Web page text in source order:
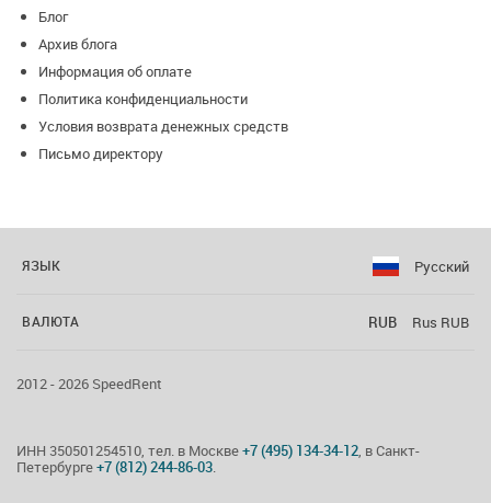
Блог
Архив блога
Информация об оплате
Политика конфиденциальности
Условия возврата денежных средств
Письмо директору
ЯЗЫК Русский
ВАЛЮТА RUB Rus RUB
2012 - 2026 SpeedRent
ИНН 350501254510, тел. в Москве+7 (495) 134-34-12, в Санкт-
Петербурге+7 (812) 244-86-03.